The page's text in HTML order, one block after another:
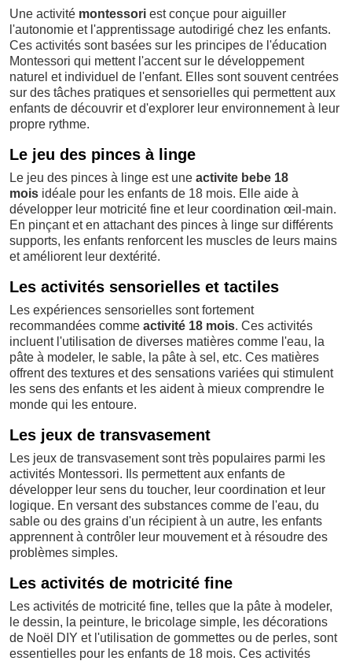
Une activité montessori est conçue pour aiguiller
l'autonomie et l'apprentissage autodirigé chez les enfants.
Ces activités sont basées sur les principes de l'éducation
Montessori qui mettent l'accent sur le développement
naturel et individuel de l'enfant. Elles sont souvent centrées
sur des tâches pratiques et sensorielles qui permettent aux
enfants de découvrir et d'explorer leur environnement à leur
propre rythme.
Le jeu des pinces à linge
Le jeu des pinces à linge est une activite bebe 18
mois idéale pour les enfants de 18 mois. Elle aide à
développer leur motricité fine et leur coordination œil-main.
En pinçant et en attachant des pinces à linge sur différents
supports, les enfants renforcent les muscles de leurs mains
et améliorent leur dextérité.
Les activités sensorielles et tactiles
Les expériences sensorielles sont fortement
recommandées comme activité 18 mois. Ces activités
incluent l'utilisation de diverses matières comme l'eau, la
pâte à modeler, le sable, la pâte à sel, etc. Ces matières
offrent des textures et des sensations variées qui stimulent
les sens des enfants et les aident à mieux comprendre le
monde qui les entoure.
Les jeux de transvasement
Les jeux de transvasement sont très populaires parmi les
activités Montessori. Ils permettent aux enfants de
développer leur sens du toucher, leur coordination et leur
logique. En versant des substances comme de l'eau, du
sable ou des grains d'un récipient à un autre, les enfants
apprennent à contrôler leur mouvement et à résoudre des
problèmes simples.
Les activités de motricité fine
Les activités de motricité fine, telles que la pâte à modeler,
le dessin, la peinture, le bricolage simple, les décorations
de Noël DIY et l'utilisation de gommettes ou de perles, sont
essentielles pour les enfants de 18 mois. Ces activités